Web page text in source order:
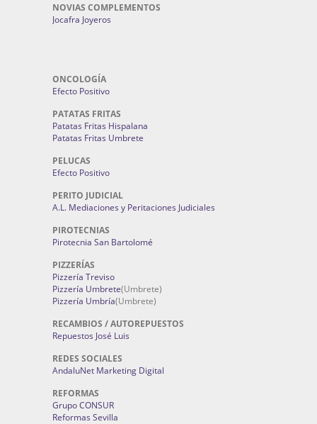
NOVIAS COMPLEMENTOS
Jocafra Joyeros
ONCOLOGÍA
Efecto Positivo
PATATAS FRITAS
Patatas Fritas Hispalana
Patatas Fritas Umbrete
PELUCAS
Efecto Positivo
PERITO JUDICIAL
A.L. Mediaciones y Peritaciones Judiciales
PIROTECNIAS
Pirotecnia San Bartolomé
PIZZERÍAS
Pizzería Treviso
Pizzería Umbrete(Umbrete)
Pizzería Umbría(Umbrete)
RECAMBIOS / AUTOREPUESTOS
Repuestos José Luis
REDES SOCIALES
AndaluNet Marketing Digital
REFORMAS
Grupo CONSUR
Reformas Sevilla